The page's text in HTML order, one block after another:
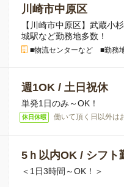
川崎市中原区
【川崎市中原区】武蔵小
城駅など勤務地多数！
■物流センターなど ■勤務
週1OK / 土日祝休
単発1日のみ～OK！
休日休暇 働いて頂く日以外は
5ｈ以内OK / シフト
＜1日3時間～OK！＞